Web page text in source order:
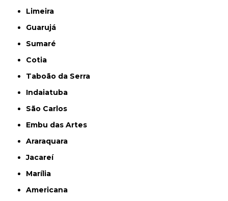
Limeira
Guarujá
Sumaré
Cotia
Taboão da Serra
Indaiatuba
São Carlos
Embu das Artes
Araraquara
Jacareí
Marília
Americana